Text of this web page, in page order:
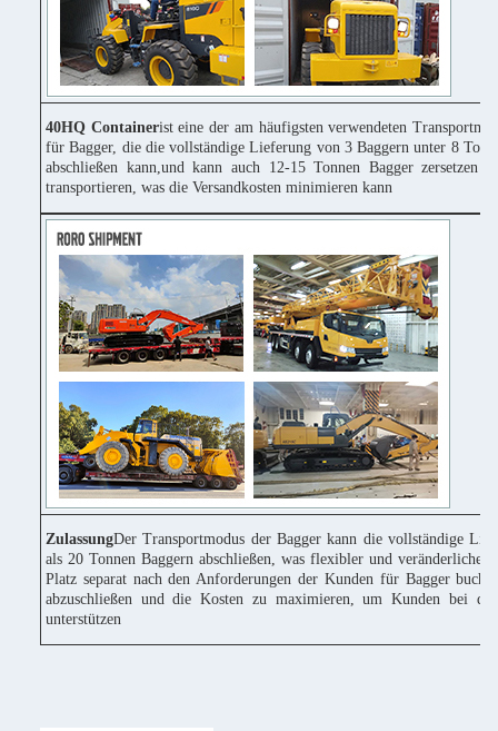
40HQ Containerist eine der am häufigsten verwendeten
für Bagger, die die vollständige Lieferung von 3 Baggern unter 8
abschließen kann,und kann auch 12-15 Tonnen Bagger zersetzen
transportieren, was die Versandkosten minimieren kann
ZulassungDer Transportmodus der Bagger kann die vollständige
als 20 Tonnen Baggern abschließen, was flexibler und veränderlicher
Platz separat nach den Anforderungen der Kunden für Bagger
abzuschließen und die Kosten zu maximieren, um Kunden bei
unterstützen